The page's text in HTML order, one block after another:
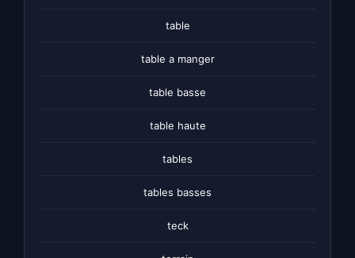
table
table a manger
table basse
table haute
tables
tables basses
teck